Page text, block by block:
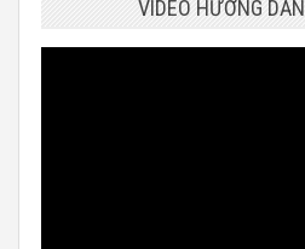
VIDEO HƯỚNG DẪN